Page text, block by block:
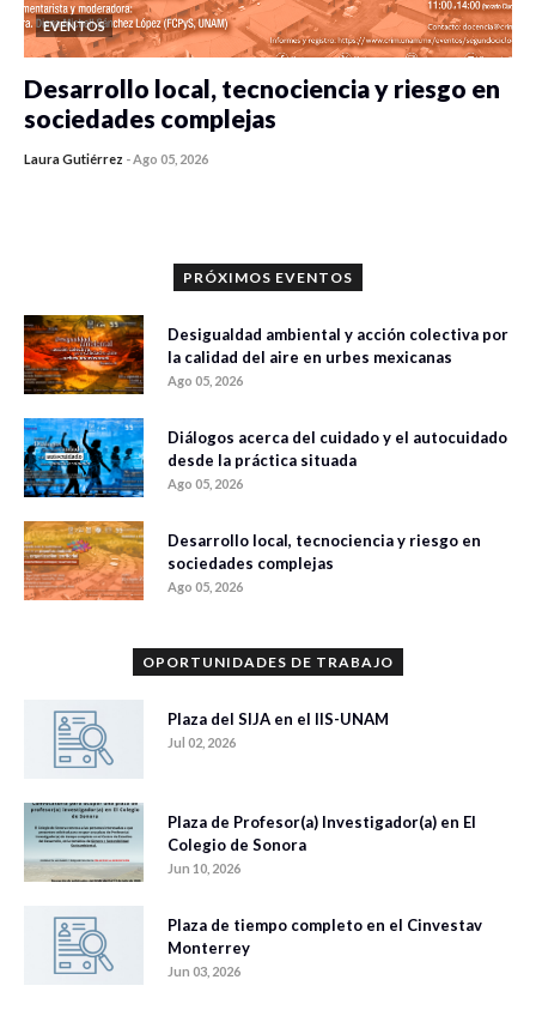
EVENTOS
Desarrollo local, tecnociencia y riesgo en
sociedades complejas
Laura Gutiérrez -Ago 05, 2026
PRÓXIMOS EVENTOS
Desigualdad ambiental y acción colectiva por
la calidad del aire en urbes mexicanas
Ago 05, 2026
Diálogos acerca del cuidado y el autocuidado
desde la práctica situada
Ago 05, 2026
Desarrollo local, tecnociencia y riesgo en
sociedades complejas
Ago 05, 2026
OPORTUNIDADES DE TRABAJO
Plaza del SIJA en el IIS-UNAM
Jul 02, 2026
Plaza de Profesor(a) Investigador(a) en El
Colegio de Sonora
Jun 10, 2026
Plaza de tiempo completo en el Cinvestav
Monterrey
Jun 03, 2026